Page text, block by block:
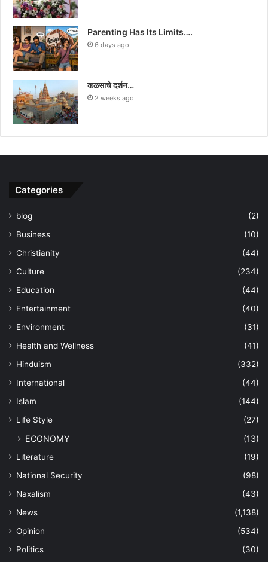
Parenting Has Its Limits….
6 days ago
कळसाचे दर्शन…
2 weeks ago
Categories
blog
(2)
Business
(10)
Christianity
(44)
Culture
(234)
Education
(44)
Entertainment
(40)
Environment
(31)
Health and Wellness
(41)
Hinduism
(332)
International
(44)
Islam
(144)
Life Style
(27)
ECONOMY (13)
Literature
(19)
National Security
(98)
Naxalism
(43)
News
(1,138)
Opinion
(534)
Politics
(30)